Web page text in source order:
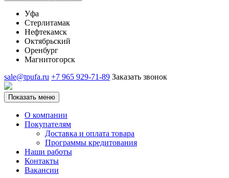
Уфа
Стерлитамак
Нефтекамск
Октябрьский
Оренбург
Магнитогорск
sale@tpufa.ru +7 965 929-71-89 Заказать звонок
Показать меню
О компании
Покупателям
Доставка и оплата товара
Программы кредитования
Наши работы
Контакты
Вакансии